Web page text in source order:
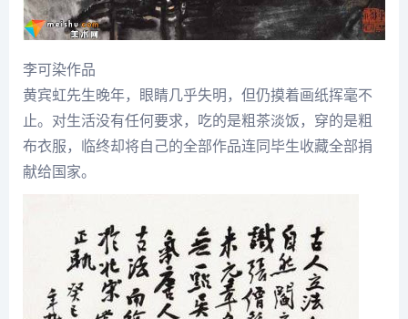
李可染作品
黄宾虹先生晚年，眼睛几乎失明，但仍摸着画纸挥毫不
止。对生活没有任何要求，吃的是粗茶淡饭，穿的是粗
布衣服，临终却将自己的全部作品连同毕生收藏全部捐
献给国家。